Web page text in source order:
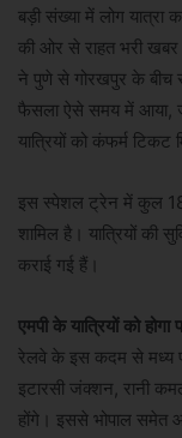
बड़ी संख्या में लोग यात्रा
की ओर से राहत भरी
ने पुणे से गोरखपुर के बीच
फैसला ऐसे समय में आया,
यात्रियों को कंफर्म टिकट
इस स्पेशल ट्रेन में कुल
शामिल है। यात्रियों की
कराई गई हैं।
एमपी के यात्रियों को होगा
रेलवे के इस कदम से मध्य
इटारसी जंक्शन, रानी
होंगे। इससे भोपाल समेत